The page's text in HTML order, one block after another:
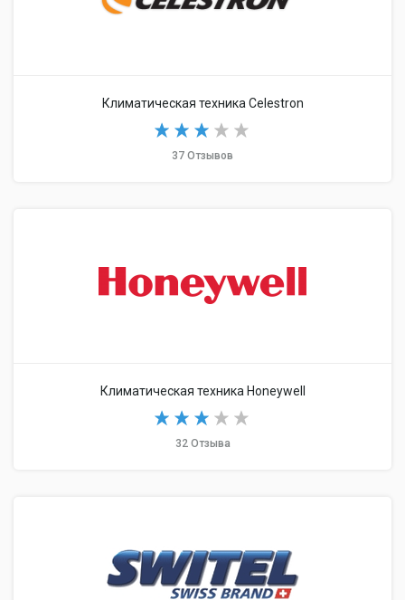
Климатическая техника Celestron
37 Отзывов
Климатическая техника Honeywell
32 Отзыва